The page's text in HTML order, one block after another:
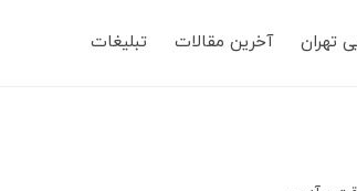
تهران آخرین مقالات تبلیغات